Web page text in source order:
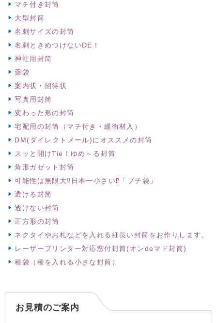
マチ付き封筒
大型封筒
名刺サイズの封筒
名刺ときめつけないDE！
神社用封筒
薬袋
案内状・招待状
写真用封筒
変わった形の封筒
宅配用の封筒（マチ付き・緩衝材入）
DM(ダイレクトメール)にオススメの封筒
スッと開けTie！ゆめ～る封筒
角形ガゼット封筒
可能性は無限大‼日本一小さい⁉「プチ袋」
透ける封筒
透けない封筒
正方形の封筒
ネクタイやお札などを入れる細長い封筒をお作りします。
レーザープリンター対応窓付封筒(オンdeマド封筒)
種袋（種を入れる小さな封筒）
お見積のご案内